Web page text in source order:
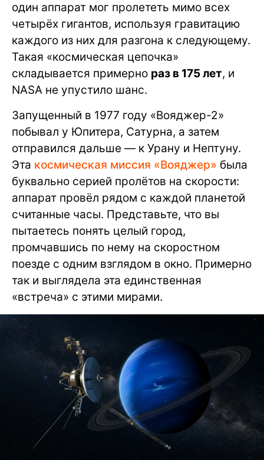
один аппарат мог пролететь мимо всех
четырёх гигантов, используя гравитацию
каждого из них для разгона к следующему.
Такая «космическая цепочка»
складывается примерно раз в 175 лет, и
NASA не упустило шанс.
Запущенный в 1977 году «Вояджер-2»
побывал у Юпитера, Сатурна, а затем
отправился дальше — к Урану и Нептуну.
Эта космическая миссия «Вояджер» была
буквально серией пролётов на скорости:
аппарат провёл рядом с каждой планетой
считанные часы. Представьте, что вы
пытаетесь понять целый город,
промчавшись по нему на скоростном
поезде с одним взглядом в окно. Примерно
так и выглядела эта единственная
«встреча» с этими мирами.